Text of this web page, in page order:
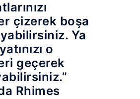
çizerek boşa
Ya
o
geçerek
Rhimes